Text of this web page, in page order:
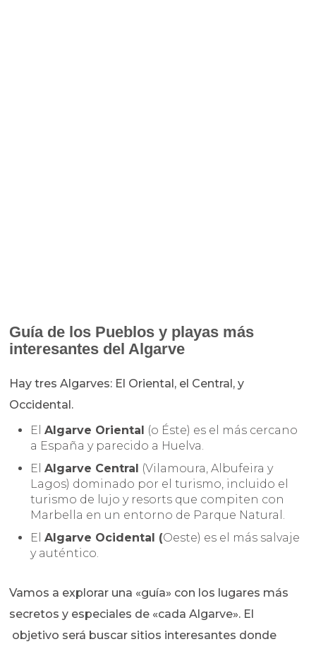
Guía de los Pueblos y playas más
interesantes del Algarve
Hay tres Algarves: El Oriental, el Central, y
Occidental.
ElAlgarve Oriental
(o Éste) es el más cercano
a España y parecido a Huelva.
ElAlgarve Central
(Vilamoura, Albufeira y
Lagos) dominado por el turismo, incluido el
turismo de lujo y resorts que compiten con
Marbella en un entorno de Parque Natural.
ElAlgarve Ocidental (Oeste) es el más salvaje
y auténtico.
Vamos a explorar una «guía» con los lugares más
secretos y especiales de «cada Algarve». El
objetivo será buscar sitios interesantes donde